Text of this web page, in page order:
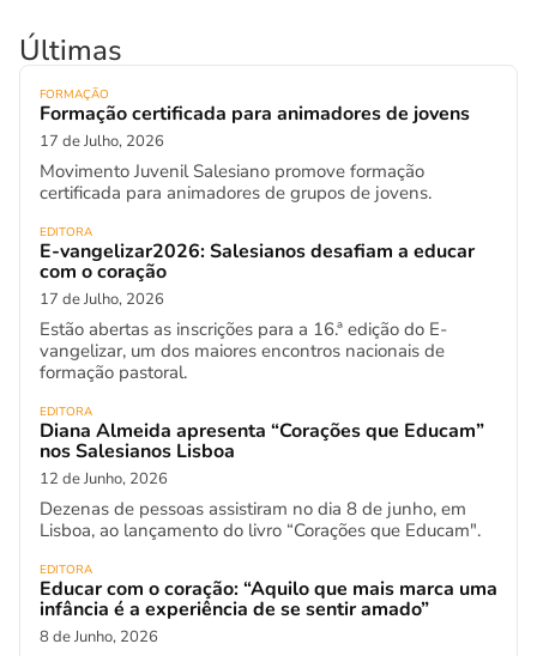
Últimas
FORMAÇÃO
Formação certificada para animadores de jovens
17 de Julho, 2026
Movimento Juvenil Salesiano promove formação
certificada para animadores de grupos de jovens.
EDITORA
E-vangelizar2026: Salesianos desafiam a educar
com o coração
17 de Julho, 2026
Estão abertas as inscrições para a 16.ª edição do E-
vangelizar, um dos maiores encontros nacionais de
formação pastoral.
EDITORA
Diana Almeida apresenta “Corações que Educam”
nos Salesianos Lisboa
12 de Junho, 2026
Dezenas de pessoas assistiram no dia 8 de junho, em
Lisboa, ao lançamento do livro “Corações que Educam".
EDITORA
Educar com o coração: “Aquilo que mais marca uma
infância é a experiência de se sentir amado”
8 de Junho, 2026